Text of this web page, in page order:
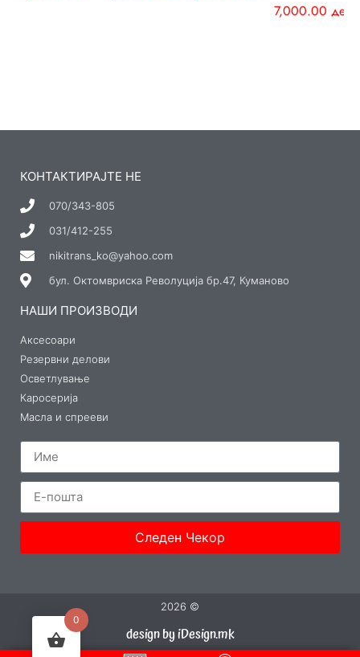
7,000.00 ден
КОНТАКТИРАЈТЕ НЕ
070/343-805
031/412-255
nikitrans_ko@yahoo.com
бул. Октомвриска Револуција бр.47, Куманово
НАШИ ПРОИЗВОДИ
Аксесоари
Резервни делови
Осветлување
Каросерија
Масла и спрееви
Следен Чекор
2026 ©
design by iDesign.mk
0